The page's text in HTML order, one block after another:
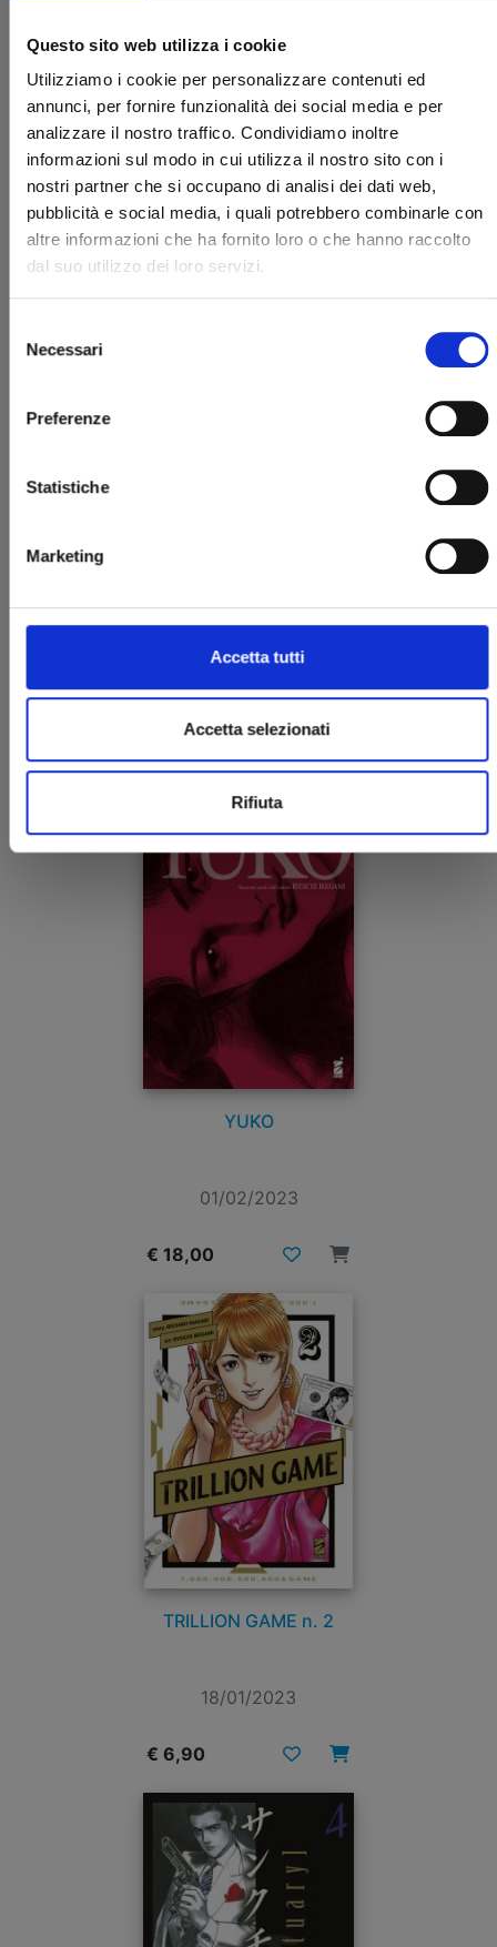
Questo sito web utilizza i cookie
Utilizziamo i cookie per personalizzare contenuti ed
annunci, per fornire funzionalità dei social media e per
analizzare il nostro traffico. Condividiamo inoltre
informazioni sul modo in cui utilizza il nostro sito con i
nostri partner che si occupano di analisi dei dati web,
pubblicità e social media, i quali potrebbero combinarle con
altre informazioni che ha fornito loro o che hanno raccolto
dal suo utilizzo dei loro servizi.
delNecessari
Preferenze
Statistiche
Marketing
Accetta tutti
Accetta selezionati
Rifiuta
SANCTUARY n. 5
22/03/2023
€ 15,00
OEN
01/03/2023
€ 18,00
YUKO
01/02/2023
€ 18,00
TRILLION GAME n. 2
18/01/2023
€ 6,90